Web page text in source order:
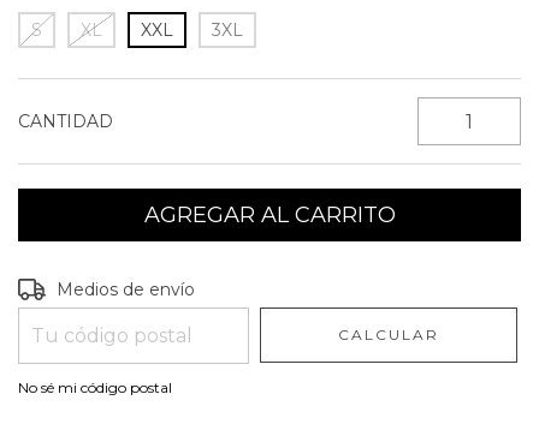
S
XL XXL 3XL
CANTIDAD
Entregas para el CP:
Medios de envío
CALCULAR
No sé mi código postal